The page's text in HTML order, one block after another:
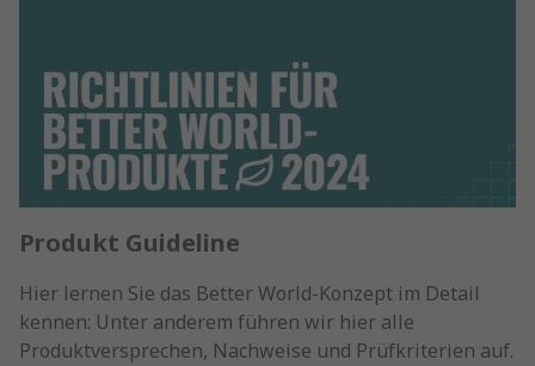
Produkt Guideline
Hier lernen Sie das Better World-Konzept im Detail
kennen: Unter anderem führen wir hier alle
Produktversprechen, Nachweise und Prüfkriterien auf.